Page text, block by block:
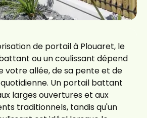
de portail à Plouaret, le
ou un coulissant dépend
votre allée, de sa pente et de
Un portail battant
larges ouvertures et aux
traditionnels, tandis qu'un